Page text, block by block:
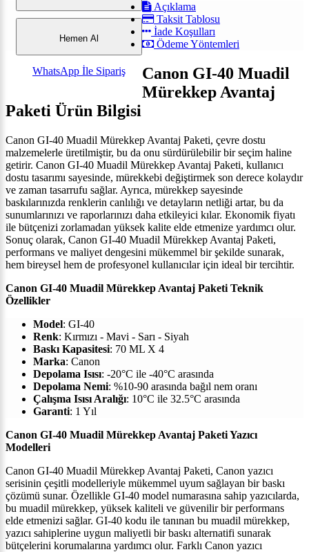
Hemen Al
WhatsApp İle Sipariş
Açıklama
Taksit Tablosu
İade Koşulları
Ödeme Yöntemleri
Canon GI-40 Muadil
Mürekkep Avantaj
Paketi Ürün Bilgisi
Canon GI-40 Muadil Mürekkep Avantaj Paketi, çevre dostu
malzemelerle üretilmiştir, bu da onu sürdürülebilir bir seçim haline
getirir. Canon GI-40 Muadil Mürekkep Avantaj Paketi, kullanıcı
dostu tasarımı sayesinde, mürekkebi değiştirmek son derece kolaydır
ve zaman tasarrufu sağlar. Ayrıca, mürekkep sayesinde
baskılarınızda renklerin canlılığı ve detayların netliği artar, bu da
sunumlarınızı ve raporlarınızı daha etkileyici kılar. Ekonomik fiyatı
ile bütçenizi zorlamadan yüksek kalite elde etmenize yardımcı olur.
Sonuç olarak, Canon GI-40 Muadil Mürekkep Avantaj Paketi,
performans ve maliyet dengesini mükemmel bir şekilde sunarak,
hem bireysel hem de profesyonel kullanıcılar için ideal bir tercihtir.
Canon GI-40 Muadil Mürekkep Avantaj Paketi Teknik
Özellikler
Model: GI-40
Renk: Kırmızı - Mavi - Sarı - Siyah
Baskı Kapasitesi: 70 ML X 4
Marka: Canon
Depolama Isısı: -20°C ile -40°C arasında
Depolama Nemi: %10-90 arasında bağıl nem oranı
Çalışma Isısı Aralığı: 10°C ile 32.5°C arasında
Garanti: 1 Yıl
Canon GI-40 Muadil Mürekkep Avantaj Paketi Yazıcı
Modelleri
Canon GI-40 Muadil Mürekkep Avantaj Paketi, Canon yazıcı
serisinin çeşitli modelleriyle mükemmel uyum sağlayan bir baskı
çözümü sunar. Özellikle GI-40 model numarasına sahip yazıcılarda,
bu muadil mürekkep, yüksek kaliteli ve güvenilir bir performans
elde etmenizi sağlar. GI-40 kodu ile tanınan bu muadil mürekkep,
yazıcı sahiplerine uygun maliyetli bir baskı alternatifi sunarak
bütçelerini korumalarına yardımcı olur. Farklı Canon yazıcı